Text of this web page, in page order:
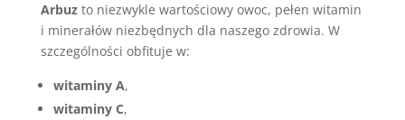
Arbuzto niezwykle wartościowy owoc, pełen witamin
i minerałów niezbędnych dla naszego zdrowia. W
szczególności obfituje w:
witaminy A,
witaminy C,